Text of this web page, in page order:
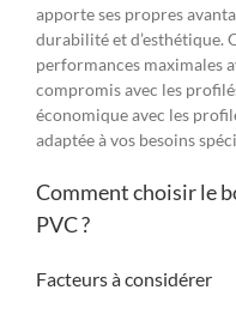
apporte ses propres
durabilité et d’esthétique.
performances maximales
compromis avec les
économique avec les
adaptée à vos besoins
Comment choisir le
PVC ?
Facteurs à considérer